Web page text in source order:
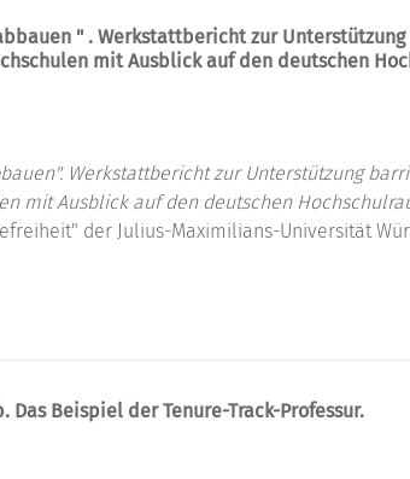
" . Werkstattbericht zur
mit Ausblick auf den deutschen
Werkstattbericht zur Unterstützung
mit Ausblick auf den deutschen
der Julius-Maximilians-Universität
Beispiel der Tenure-Track-Professur.